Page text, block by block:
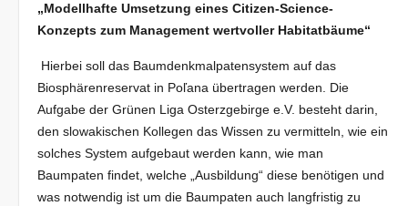
„Modellhafte Umsetzung eines Citizen-Science-
Konzepts zum Management wertvoller Habitatbäume“
Hierbei soll das Baumdenkmalpatensystem auf das
Biosphärenreservat in Poľana übertragen werden. Die
Aufgabe der Grünen Liga Osterzgebirge e.V. besteht darin,
den slowakischen Kollegen das Wissen zu vermitteln, wie ein
solches System aufgebaut werden kann, wie man
Baumpaten findet, welche „Ausbildung“ diese benötigen und
was notwendig ist um die Baumpaten auch langfristig zu